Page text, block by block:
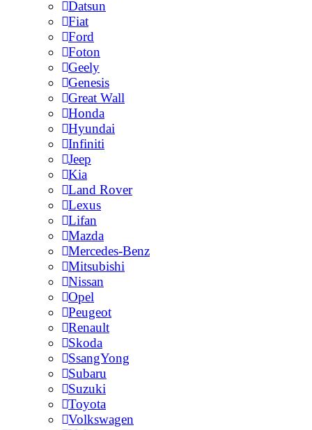
Datsun
Fiat
Ford
Foton
Geely
Genesis
Great Wall
Honda
Hyundai
Infiniti
Jeep
Kia
Land Rover
Lexus
Lifan
Mazda
Mercedes-Benz
Mitsubishi
Nissan
Opel
Peugeot
Renault
Skoda
SsangYong
Subaru
Suzuki
Toyota
Volkswagen